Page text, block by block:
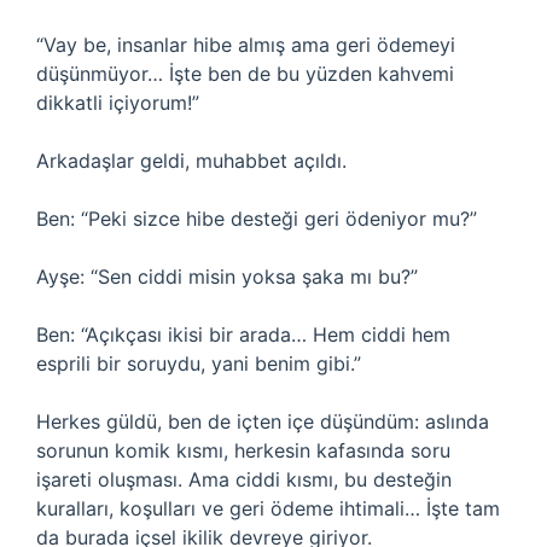
“Vay be, insanlar hibe almış ama geri ödemeyi
düşünmüyor… İşte ben de bu yüzden kahvemi
dikkatli içiyorum!”
Arkadaşlar geldi, muhabbet açıldı.
Ben: “Peki sizce hibe desteği geri ödeniyor mu?”
Ayşe: “Sen ciddi misin yoksa şaka mı bu?”
Ben: “Açıkçası ikisi bir arada… Hem ciddi hem
esprili bir soruydu, yani benim gibi.”
Herkes güldü, ben de içten içe düşündüm: aslında
sorunun komik kısmı, herkesin kafasında soru
işareti oluşması. Ama ciddi kısmı, bu desteğin
kuralları, koşulları ve geri ödeme ihtimali… İşte tam
da burada içsel ikilik devreye giriyor.